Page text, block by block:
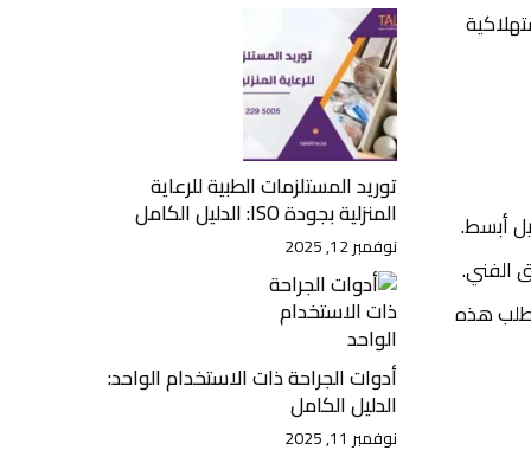
أبسط.
الفني.
هذه
توريد المستلزمات الطبية للرعاية
المنزلية بجودة ISO: الدليل الكامل
نوفمبر 12, 2025
أدوات الجراحة ذات الاستخدام الواحد:
الدليل الكامل
نوفمبر 11, 2025